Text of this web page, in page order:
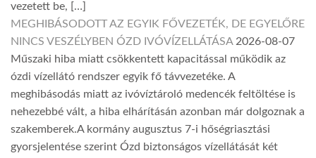
vezetett be, […]
MEGHIBÁSODOTT AZ EGYIK FŐVEZETÉK, DE EGYELŐRE
NINCS VESZÉLYBEN ÓZD IVÓVÍZELLÁTÁSA 2026-08-07
Műszaki hiba miatt csökkentett kapacitással működik az
ózdi vízellátó rendszer egyik fő távvezetéke. A
meghibásodás miatt az ivóvíztároló medencék feltöltése is
nehezebbé vált, a hiba elhárításán azonban már dolgoznak a
szakemberek.A kormány augusztus 7-i hőségriasztási
gyorsjelentése szerint Ózd biztonságos vízellátását két